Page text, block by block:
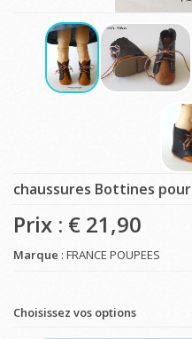
chaussures Bottines
Prix : € 21,90
Marque : FRANCE POUPEES
Choisissez vos options